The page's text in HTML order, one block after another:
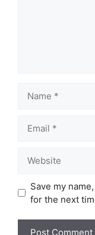
Save my
for the next